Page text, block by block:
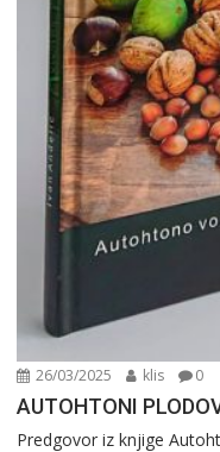
26/03/2025 klis 0
AUTOHTONI
Predgovor iz knjige